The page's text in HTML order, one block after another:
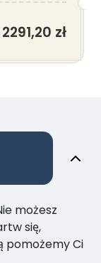
2291,20 zł
możesz
się,
pomożemy Ci